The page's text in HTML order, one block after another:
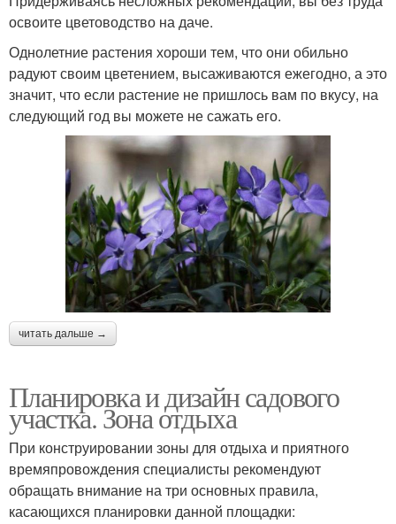
освоите цветоводство на даче.
Однолетние растения хороши тем, что они обильно
радуют своим цветением, высаживаются ежегодно, а это
значит, что если растение не пришлось вам по вкусу, на
следующий год вы можете не сажать его.
читать дальше →
Планировка и дизайн садового
участка. Зона отдыха
При конструировании зоны для отдыха и приятного
времяпровождения специалисты рекомендуют
обращать внимание на три основных правила,
касающихся планировки данной площадки: